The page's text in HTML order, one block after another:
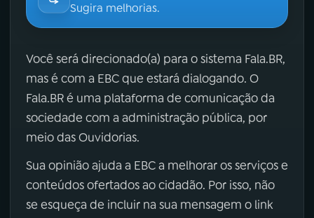
Sugira melhorias.
Você será direcionado(a) para o sistema Fala.BR,
mas é com a EBC que estará dialogando. O
Fala.BR é uma plataforma de comunicação da
sociedade com a administração pública, por
meio das Ouvidorias.
Sua opinião ajuda a EBC a melhorar os serviços e
conteúdos ofertados ao cidadão. Por isso, não
se esqueça de incluir na sua mensagem o link